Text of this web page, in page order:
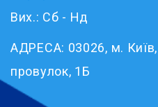
Вих.: Сб - Нд
АДРЕСА: 03026, м.
провулок, 1Б